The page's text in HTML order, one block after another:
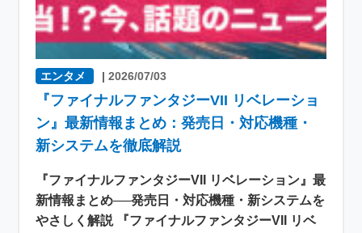
エンタメ |2026/07/03
『ファイナルファンタジーVII リベレーショ
ン』最新情報まとめ：発売日・対応機種・
新システムを徹底解説
『ファイナルファンタジーVII リベレーション』最
新情報まとめ──発売日・対応機種・新システムを
やさしく解説 『ファイナルファンタジーVII リベ